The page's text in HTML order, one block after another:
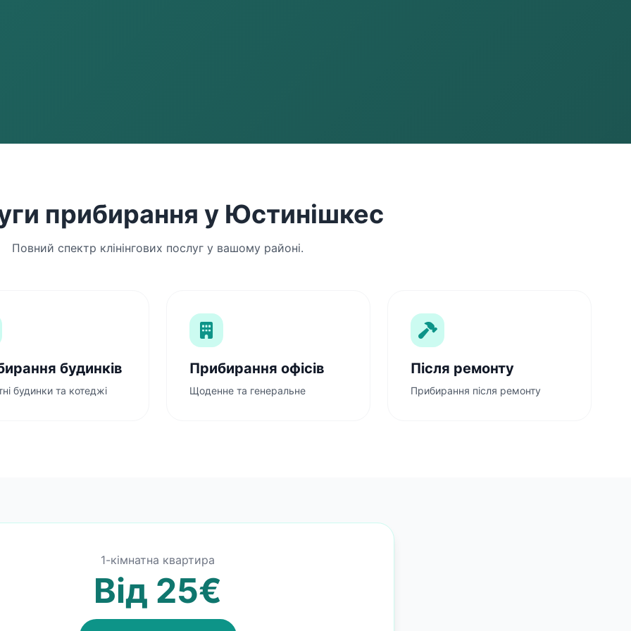
прибирання у Юстинішкес
Повний спектр клінінгових послуг у вашому районі.
будинків
будинки та котеджі
Прибирання офісів
Щоденне та генеральне
Після ремонту
Прибирання після ремонту
1-кімнатна квартира
Від 25€